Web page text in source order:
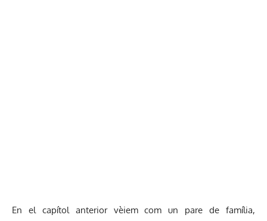
En el capítol anterior vèiem com un pare de família,